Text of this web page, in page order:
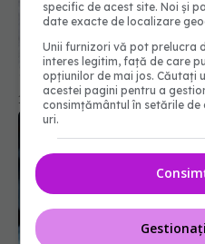
10 factori de risc pentru
12 mai 2026, 14:53
specific de acest site. Noi și
date exacte de localizare
Unii furnizori vă pot prelucra
interes legitim, față de care
opțiunilor de mai jos. Căutați
acestei pagini pentru a
consimțământul în setările
uri.